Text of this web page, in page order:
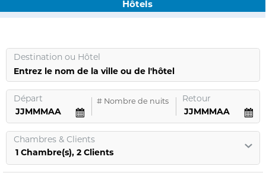
Hôtels
Destination ou Hôtel
Entrez le nom de la ville ou de l'hôtel
Départ # Nombre de nuits Retour
Chambres& Clients
1 Chambre(s), 2 Clients